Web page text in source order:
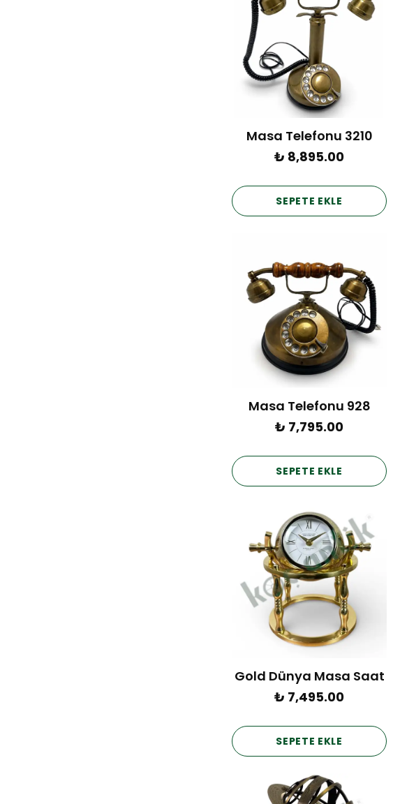
Masa Telefonu 3210
₺ 8,895.00
SEPETE EKLE
Masa Telefonu 928
₺ 7,795.00
SEPETE EKLE
Gold Dünya Masa Saat
₺ 7,495.00
SEPETE EKLE